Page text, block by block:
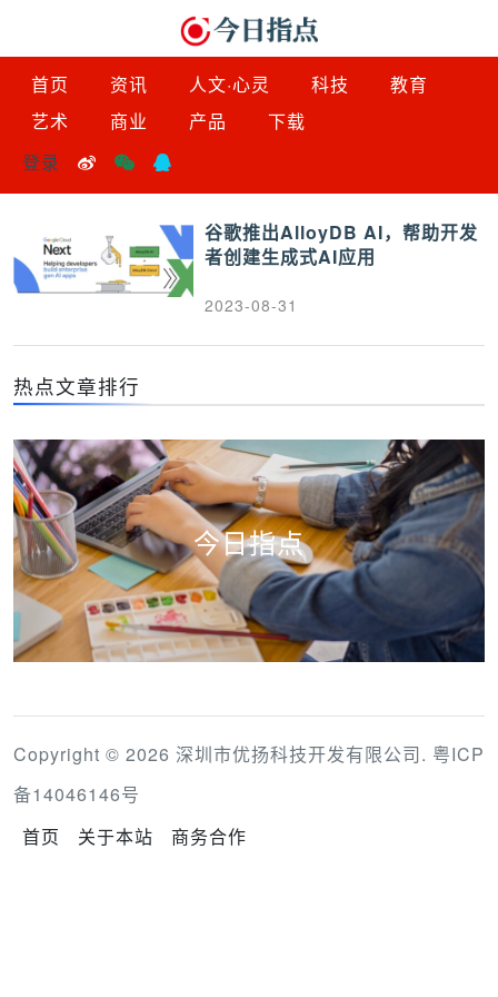
首页 资讯 人文·心灵 科技
教育
艺术
商业 产品
下载
登录
谷歌推出AlloyDB AI，帮助开发
者创建生成式AI应用
2023-08-31
热点文章排行
今日指点
Copyright © 2026 深圳市优扬科技开发有限公司. 粤ICP
备14046146号
首页
关于本站 商务合作